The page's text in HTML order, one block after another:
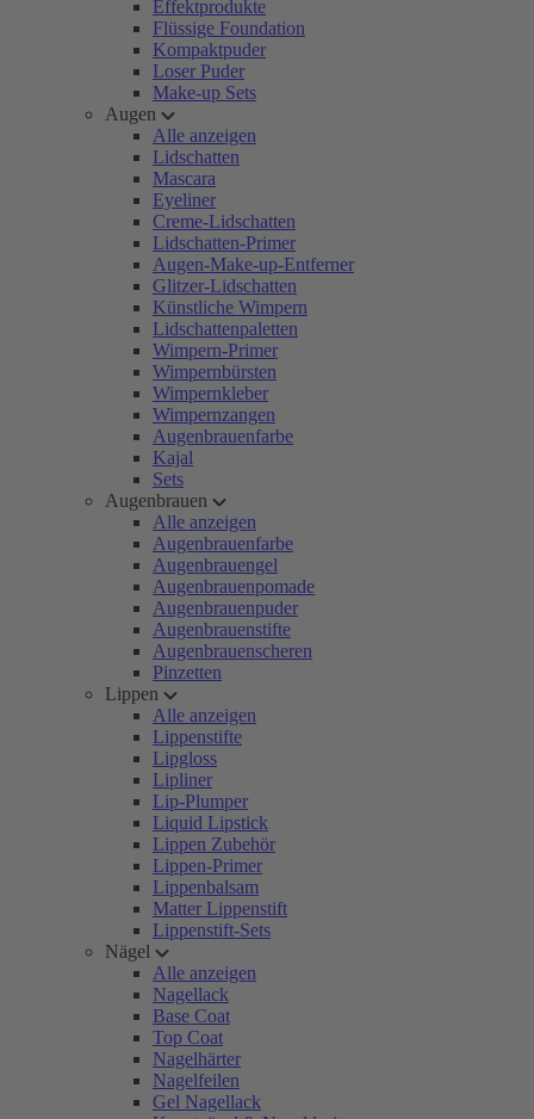
Effektprodukte
Flüssige Foundation
Kompaktpuder
Loser Puder
Make-up Sets
Augen
Alle anzeigen
Lidschatten
Mascara
Eyeliner
Creme-Lidschatten
Lidschatten-Primer
Augen-Make-up-Entferner
Glitzer-Lidschatten
Künstliche Wimpern
Lidschattenpaletten
Wimpern-Primer
Wimpernbürsten
Wimpernkleber
Wimpernzangen
Augenbrauenfarbe
Kajal
Sets
Augenbrauen
Alle anzeigen
Augenbrauenfarbe
Augenbrauengel
Augenbrauenpomade
Augenbrauenpuder
Augenbrauenstifte
Augenbrauenscheren
Pinzetten
Lippen
Alle anzeigen
Lippenstifte
Lipgloss
Lipliner
Lip-Plumper
Liquid Lipstick
Lippen Zubehör
Lippen-Primer
Lippenbalsam
Matter Lippenstift
Lippenstift-Sets
Nägel
Alle anzeigen
Nagellack
Base Coat
Top Coat
Nagelhärter
Nagelfeilen
Gel Nagellack